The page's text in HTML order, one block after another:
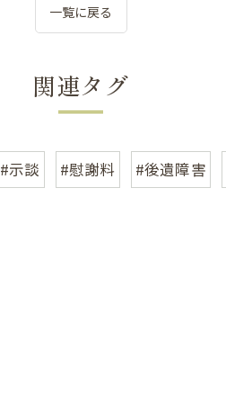
一覧に戻る
関連タグ
#示談 #慰謝料 #後遺障害